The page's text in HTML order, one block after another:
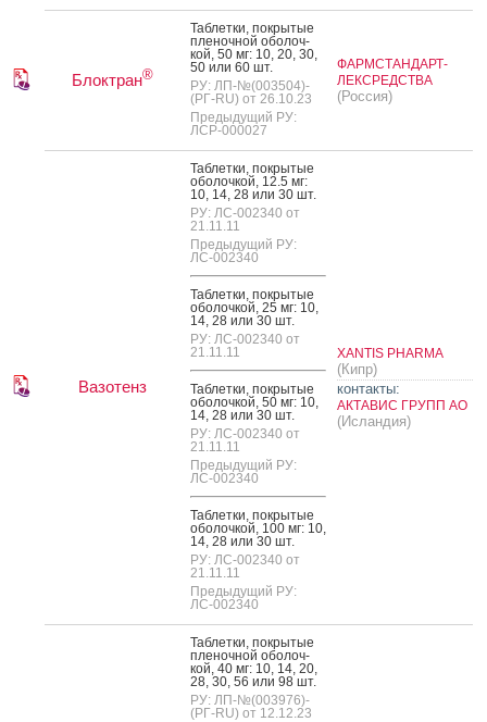
Блоктран®
Таб­летки, пок­ры­тые
пле­ноч­ной обо­лоч­
кой, 50 мг: 10, 20, 30,
50 или 60 шт.
РУ: ЛП-№(003504)-
(РГ-RU) от 26.10.23
Предыдущий РУ:
ЛСР-000027
ФАРМСТАНДАРТ-
ЛЕКСРЕДСТВА
(Россия)
Вазотенз
Таб­летки, пок­ры­тые
обо­лоч­кой, 12.5 мг:
10, 14, 28 или 30 шт.
РУ: ЛС-002340 от
21.11.11
Предыдущий РУ:
ЛС-002340
Таб­летки, пок­ры­тые
обо­лоч­кой, 25 мг: 10,
14, 28 или 30 шт.
РУ: ЛС-002340 от
21.11.11
Таб­летки, пок­ры­тые
обо­лоч­кой, 50 мг: 10,
14, 28 или 30 шт.
РУ: ЛС-002340 от
21.11.11
Предыдущий РУ:
ЛС-002340
Таб­летки, пок­ры­тые
обо­лоч­кой, 100 мг: 10,
14, 28 или 30 шт.
РУ: ЛС-002340 от
21.11.11
Предыдущий РУ:
ЛС-002340
XANTIS PHARMA
(Кипр)
контакты:
АКТАВИС ГРУПП АО
(Исландия)
Таб­летки, пок­ры­тые
пле­ноч­ной обо­лоч­
кой, 40 мг: 10, 14, 20,
28, 30, 56 или 98 шт.
РУ: ЛП-№(003976)-
(РГ-RU) от 12.12.23